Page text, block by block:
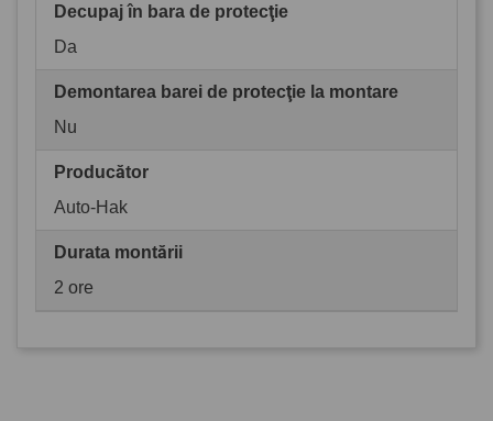
Decupaj în bara de protecţie
Da
Demontarea barei de protecţie la montare
Nu
Producător
Auto-Hak
Durata montării
2 ore